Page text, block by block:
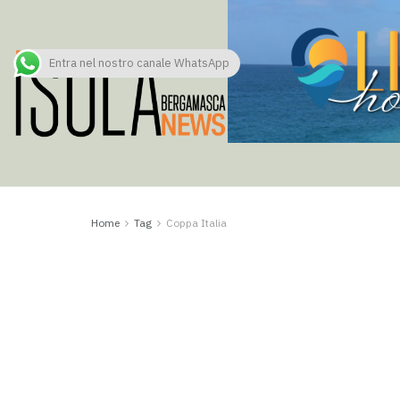
Home Tag Coppa Italia
Entra nel nostro canale WhatsApp